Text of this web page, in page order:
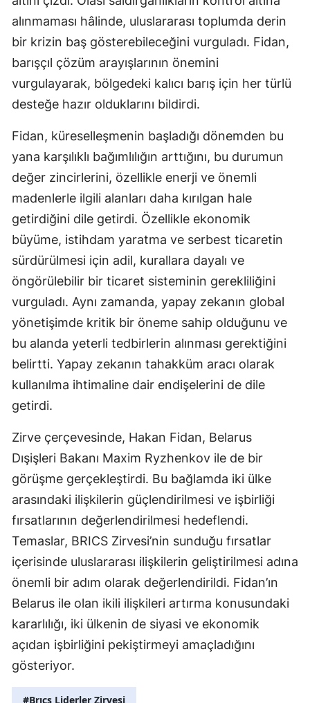
alınmaması hâlinde, uluslararası toplumda derin
bir krizin baş gösterebileceğini vurguladı. Fidan,
barışçıl çözüm arayışlarının önemini
vurgulayarak, bölgedeki kalıcı barış için her türlü
desteğe hazır olduklarını bildirdi.
Fidan, küreselleşmenin başladığı dönemden bu
yana karşılıklı bağımlılığın arttığını, bu durumun
değer zincirlerini, özellikle enerji ve önemli
madenlerle ilgili alanları daha kırılgan hale
getirdiğini dile getirdi. Özellikle ekonomik
büyüme, istihdam yaratma ve serbest ticaretin
sürdürülmesi için adil, kurallara dayalı ve
öngörülebilir bir ticaret sisteminin gerekliliğini
vurguladı. Aynı zamanda, yapay zekanın global
yönetişimde kritik bir öneme sahip olduğunu ve
bu alanda yeterli tedbirlerin alınması gerektiğini
belirtti. Yapay zekanın tahakküm aracı olarak
kullanılma ihtimaline dair endişelerini de dile
getirdi.
Zirve çerçevesinde, Hakan Fidan, Belarus
Dışişleri Bakanı Maxim Ryzhenkov ile de bir
görüşme gerçekleştirdi. Bu bağlamda iki ülke
arasındaki ilişkilerin güçlendirilmesi ve işbirliği
fırsatlarının değerlendirilmesi hedeflendi.
Temaslar, BRICS Zirvesi’nin sunduğu fırsatlar
içerisinde uluslararası ilişkilerin geliştirilmesi adına
önemli bir adım olarak değerlendirildi. Fidan’ın
Belarus ile olan ikili ilişkileri artırma konusundaki
kararlılığı, iki ülkenin de siyasi ve ekonomik
açıdan işbirliğini pekiştirmeyi amaçladığını
gösteriyor.
#Brıcs Liderler Zirvesi